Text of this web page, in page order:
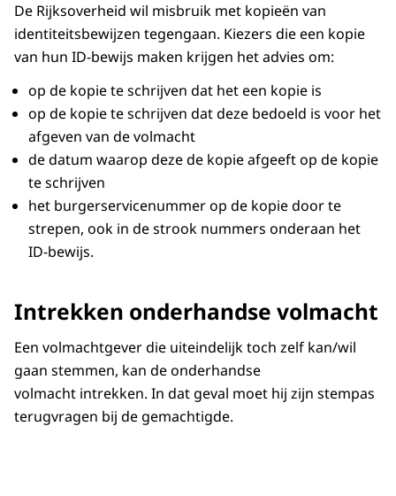
(Claudia wijst naar de kopie op haar mobiel.
Beeldtekst: Dag van de stemming.)
Op de verkiezingsdag gaat Claudia naar het
stembureau. Claudia kan alleen per
volmacht voor Leo stemmen als ze
tegelijkertijd ook haar eigen stem uitbrengt
voor dezelfde verkiezing. Ze moet ook in
dezelfde gemeente wonen als Leo.
(Claudia loopt een gebouw in.)
CLAUDIA: Deze is voor mijzelf.
overhandigt Claudia de twee stempassen
en identiteitsbewijzen aan de medewerkers
van het stembureau.
MEDEWERKER: Ja. CLAUDIA: En deze is van
mijn buurman, de volmacht, en een kopie
van de legitimatie.
De Rijksoverheid wil misbruik met kopieën van
identiteitsbewijzen tegengaan. Kiezers die een kopie
van hun ID-bewijs maken krijgen het advies om:
op de kopie te schrijven dat het een kopie is
op de kopie te schrijven dat deze bedoeld is voor het
afgeven van de volmacht
de datum waarop deze de kopie afgeeft op de kopie
te schrijven
het burgerservicenummer op de kopie door te
strepen, ook in de strook nummers onderaan het
ID-bewijs.
Intrekken onderhandse volmacht
Een volmachtgever die uiteindelijk toch zelf kan/wil
gaan stemmen, kan de onderhandse
volmacht intrekken. In dat geval moet hij zijn stempas
terugvragen bij de gemachtigde.